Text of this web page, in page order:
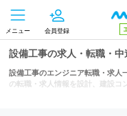
メニュー 会員登録
設備工事の求人・転職・中
設備工事のエンジニア転職・求人
の転職・求人情報を設計、建設コ